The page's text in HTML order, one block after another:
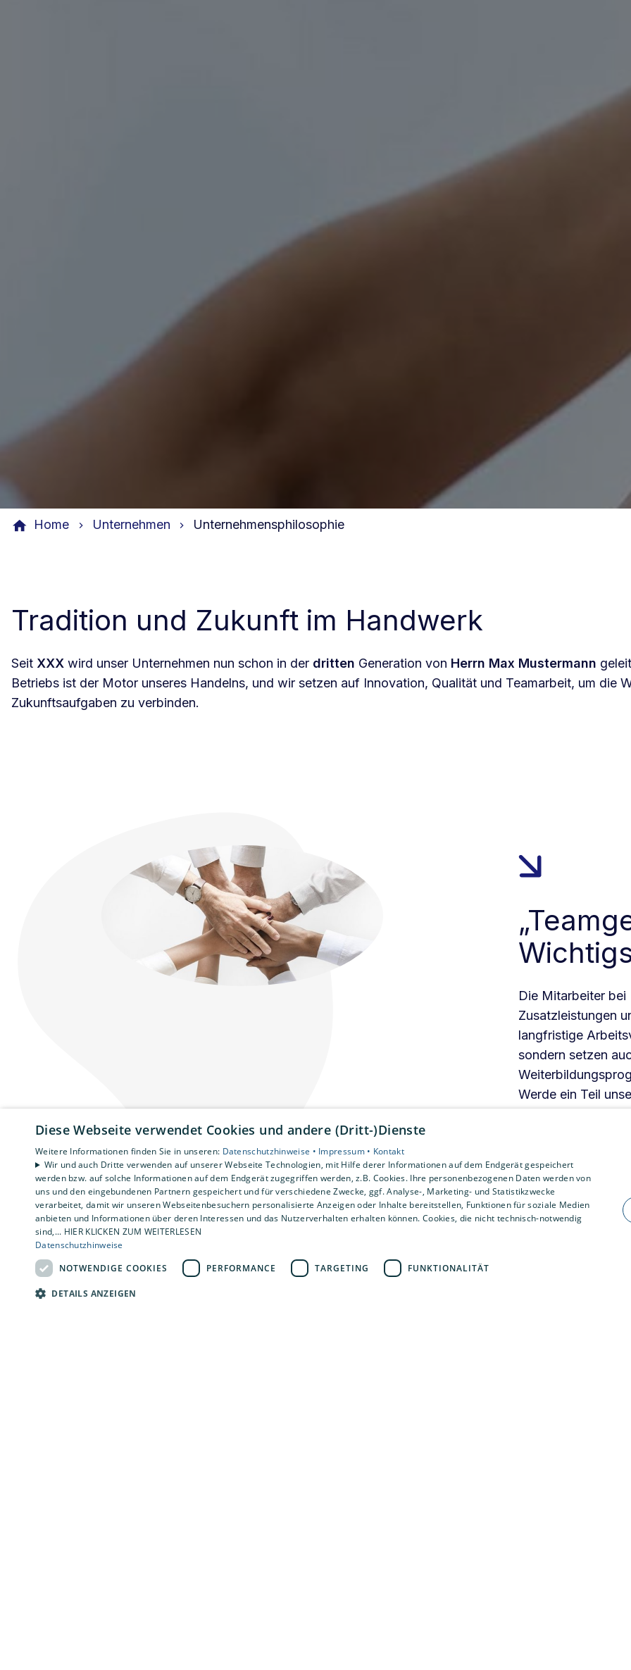
Home Unternehmen Unternehmensphilosophie
Tradition und Zukunft im Handwerk
Seit XXX wird unser Unternehmen nun schon in der dritten Generation von Herrn Max Mustermann
Betriebs ist der Motor unseres Handelns, und wir setzen auf Innovation, Qualität und Teamarbeit, um die
Zukunftsaufgaben zu verbinden.
Die Mitarbeiter
Zusatzleistungen
langfristige
sondern setzen
Werde ein Teil
kennenzulernen.
Diese Webseite verwendet Cookies und andere (Dritt-)Dienste
Weitere Informationen finden Sie in unseren: Datenschutzhinweise • Impressum • Kontakt
Wir und auch Dritte verwenden auf unserer Webseite Technologien, mit Hilfe derer Informationen auf dem Endgerät gespeichert
werden bzw. auf solche Informationen auf dem Endgerät zugegriffen werden, z.B. Cookies. Ihre personenbezogenen Daten werden von
uns und den eingebundenen Partnern gespeichert und für verschiedene Zwecke, ggf. Analyse-, Marketing- und Statistikzwecke
verarbeitet, damit wir unseren Webseitenbesuchern personalisierte Anzeigen oder Inhalte bereitstellen, Funktionen für soziale Medien
anbieten und Informationen über deren Interessen und das Nutzerverhalten erhalten können. Cookies, die nicht technisch-notwendig
sind,... HIER KLICKEN ZUM WEITERLESEN
Datenschutzhinweise
NOTWENDIGE COOKIES
PERFORMANCE TARGETING FUNKTIONALITÄT
DETAILS ANZEIGEN